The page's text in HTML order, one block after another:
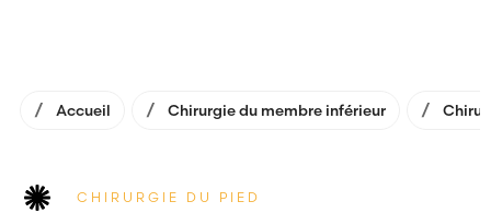
Accueil Chirurgie du membre inférieur
CHIRURGIE DU PIED